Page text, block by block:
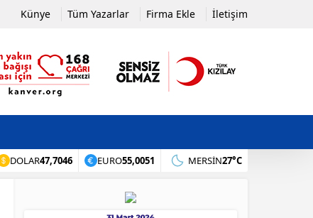
Künye Tüm Yazarlar Firma Ekle İletişim
DOLAR47,7046 EURO55,0051 MERSIN27°C